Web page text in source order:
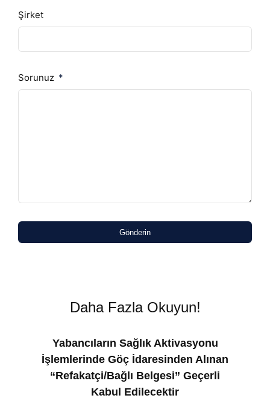
Şirket
Sorunuz
Gönderin
Daha Fazla Okuyun!
Yabancıların Sağlık Aktivasyonu
İşlemlerinde Göç İdaresinden Alınan
“Refakatçi/Bağlı Belgesi” Geçerli
Kabul Edilecektir